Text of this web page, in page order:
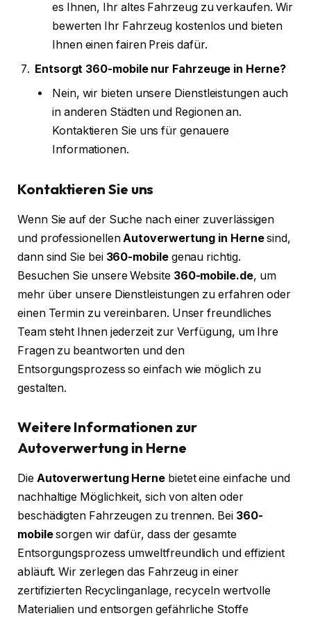
es Ihnen, Ihr altes Fahrzeug zu verkaufen. Wir
bewerten Ihr Fahrzeug kostenlos und bieten
Ihnen einen fairen Preis dafür.
Entsorgt 360-mobile nur Fahrzeuge in Herne?
Nein, wir bieten unsere Dienstleistungen auch
in anderen Städten und Regionen an.
Kontaktieren Sie uns für genauere
Informationen.
Kontaktieren Sie uns
Wenn Sie auf der Suche nach einer zuverlässigen
und professionellenAutoverwertung in Hernesind,
dann sind Sie bei 360-mobilegenau richtig.
Besuchen Sie unsere Website 360-mobile.de, um
mehr über unsere Dienstleistungen zu erfahren oder
einen Termin zu vereinbaren. Unser freundliches
Team steht Ihnen jederzeit zur Verfügung, um Ihre
Fragen zu beantworten und den
Entsorgungsprozess so einfach wie möglich zu
gestalten.
Weitere Informationen zur
Autoverwertung in Herne
Die Autoverwertung Herne bietet eine einfache und
nachhaltige Möglichkeit, sich von alten oder
beschädigten Fahrzeugen zu trennen. Bei 360-
mobilesorgen wir dafür, dass der gesamte
Entsorgungsprozess umweltfreundlich und effizient
abläuft. Wir zerlegen das Fahrzeug in einer
zertifizierten Recyclinganlage, recyceln wertvolle
Materialien und entsorgen gefährliche Stoffe